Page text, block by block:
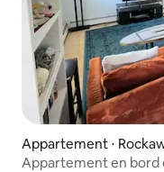
Appartement ⋅
Appartement en bord